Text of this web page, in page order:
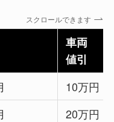
スクロールできます
車両
値引
10万円
20万円